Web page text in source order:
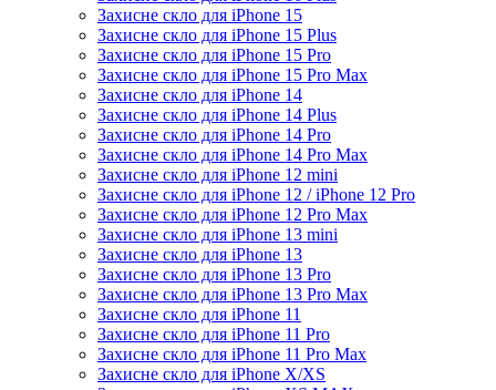
Захисне скло для iPhone 15
Захисне скло для iPhone 15 Plus
Захисне скло для iPhone 15 Pro
Захисне скло для iPhone 15 Pro Max
Захисне скло для iPhone 14
Захисне скло для iPhone 14 Plus
Захисне скло для iPhone 14 Pro
Захисне скло для iPhone 14 Pro Max
Захисне скло для iPhone 12 mini
Захисне скло для iPhone 12 / iPhone 12 Pro
Захисне скло для iPhone 12 Pro Max
Захисне скло для iPhone 13 mini
Захисне скло для iPhone 13
Захисне скло для iPhone 13 Pro
Захисне скло для iPhone 13 Pro Max
Захисне скло для iPhone 11
Захисне скло для iPhone 11 Pro
Захисне скло для iPhone 11 Pro Max
Захисне скло для iPhone X/XS